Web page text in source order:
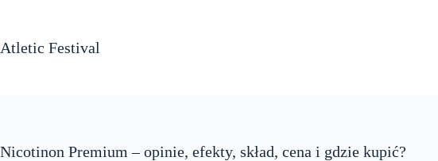
Atletic Festival
Nicotinon Premium – opinie, efekty, skład, cena i gdzie kupić?